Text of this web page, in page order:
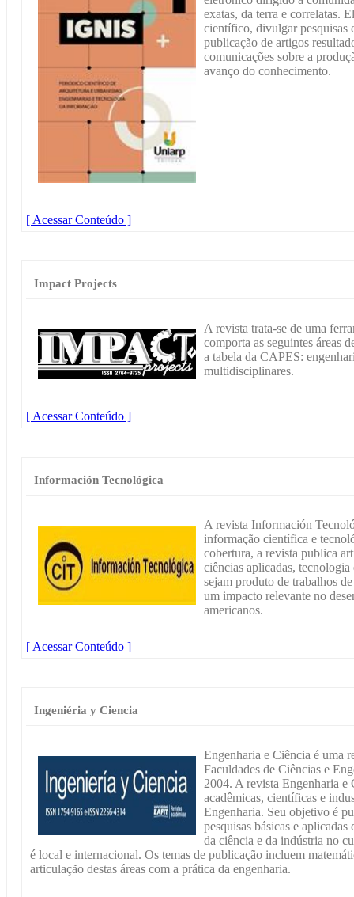
exatas, da terra e correlatas.
científico, divulgar pesquisas
publicação de artigos
comunicações sobre a
avanço do conhecimento.
[ Acessar Conteúdo ]
Impact Projects
A revista trata-se de uma
comporta as seguintes áreas
a tabela da CAPES:
multidisciplinares.
[ Acessar Conteúdo ]
Información Tecnológica
A revista Información
informação científica e
cobertura, a revista publica
ciências aplicadas,
sejam produto de trabalhos
um impacto relevante no
americanos.
[ Acessar Conteúdo ]
Ingeniéria y Ciencia
Engenharia e Ciência é uma
Faculdades de Ciências e
2004. A revista Engenharia e
acadêmicas, científicas e
Engenharia. Seu objetivo é
pesquisas básicas e
da ciência e da indústria no
é local e internacional. Os temas de publicação incluem
articulação destas áreas com a prática da engenharia.